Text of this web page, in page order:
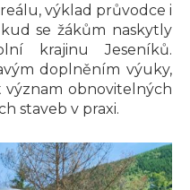
výklad průvodce i
se žákům naskytly
krajinu Jeseníků.
doplněním výuky,
obnovitelných
staveb v praxi.